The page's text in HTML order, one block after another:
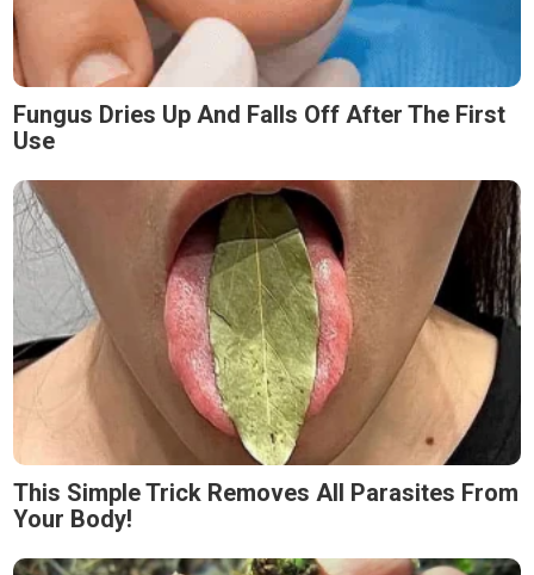
Fungus Dries Up And Falls Off After The First
Use
This Simple Trick Removes All Parasites From
Your Body!